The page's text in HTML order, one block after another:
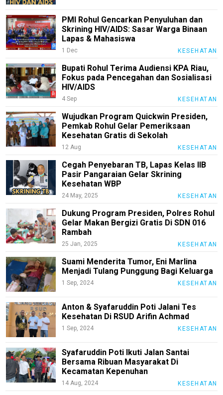
PMI Rohul Gencarkan Penyuluhan dan
Skrining HIV/AIDS: Sasar Warga Binaan
Lapas & Mahasiswa
1 Dec KESEHATAN
Bupati Rohul Terima Audiensi KPA Riau,
Fokus pada Pencegahan dan Sosialisasi
HIV/AIDS
4 Sep KESEHATAN
Wujudkan Program Quickwin Presiden,
Pemkab Rohul Gelar Pemeriksaan
Kesehatan Gratis di Sekolah
12 Aug KESEHATAN
Cegah Penyebaran TB, Lapas Kelas IIB
Pasir Pangaraian Gelar Skrining
Kesehatan WBP
24 May, 2025 KESEHATAN
Dukung Program Presiden, Polres Rohul
Gelar Makan Bergizi Gratis Di SDN 016
Rambah
25 Jan, 2025 KESEHATAN
Suami Menderita Tumor, Eni Marlina
Menjadi Tulang Punggung Bagi Keluarga
1 Sep, 2024 KESEHATAN
Anton & Syafaruddin Poti Jalani Tes
Kesehatan Di RSUD Arifin Achmad
1 Sep, 2024 KESEHATAN
Syafaruddin Poti Ikuti Jalan Santai
Bersama Ribuan Masyarakat Di
Kecamatan Kepenuhan
14 Aug, 2024 KESEHATAN
M
Home
Wisata
Agama
Umkm
Wisata
Sosial/Ekonomi
Lalu
Lintas
Pembangunan
Pemerintah
Nasional
Daerah